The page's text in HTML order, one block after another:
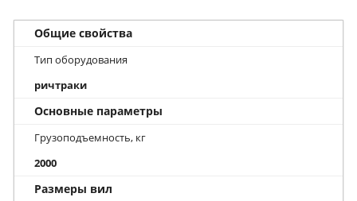
Общие свойства
Тип оборудования
ричтраки
Основные параметры
Грузоподъемность, кг
2000
Размеры вил